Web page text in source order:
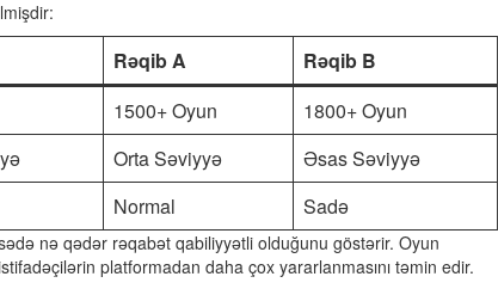
Rəqib A
Rəqib B
1500+ Oyun
1800+ Oyun
Orta Səviyyə
Əsas Səviyyə
Normal Sadə
nə qədər rəqabət qabiliyyətli olduğunu göstərir. Oyun
platformadan daha çox yararlanmasını təmin edir.